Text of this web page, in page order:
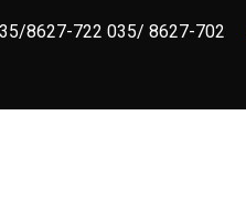
8627-722 035/ 8627-702